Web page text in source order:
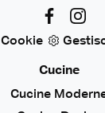
Cookie
Cucine
Cucine